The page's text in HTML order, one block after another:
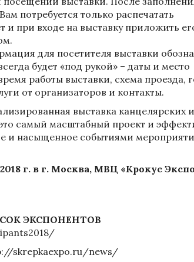
потребуется только распечатать
и при входе на выставку приложить
для посетителя выставки
будет «под рукой» – даты и место
работы выставки, схема проезда,
от организаторов и контакты.
выставка канцелярских
самый масштабный проект и
и насыщенное событиями
г. в г. Москва, МВЦ «Крокус
ЭКСПОНЕНТОВ
skrepkaexpo.ru/news/